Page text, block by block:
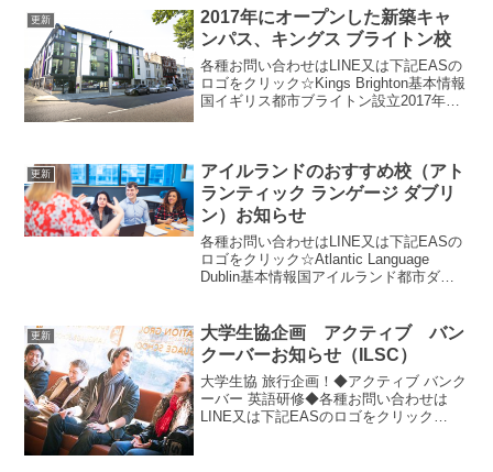
更新
2017年にオープンした新築キャ
ンパス、キングス ブライトン校
各種お問い合わせはLINE又は下記EASの
ロゴをクリック☆Kings Brighton基本情報
国イギリス都市ブライトン設立2017年レ
更新
アイルランドのおすすめ校（アト
ランティック ランゲージ ダブリ
ン）お知らせ
各種お問い合わせはLINE又は下記EASの
ロゴをクリック☆Atlantic Language
Dublin基本情報国アイルランド都市ダブ
ティック ランゲージ ダブリ...
更新
大学生協企画 アクティブ バン
クーバーお知らせ（ILSC）
大学生協 旅行企画！◆アクティブ バンク
ーバー 英語研修◆各種お問い合わせは
LINE又は下記EASのロゴをクリック